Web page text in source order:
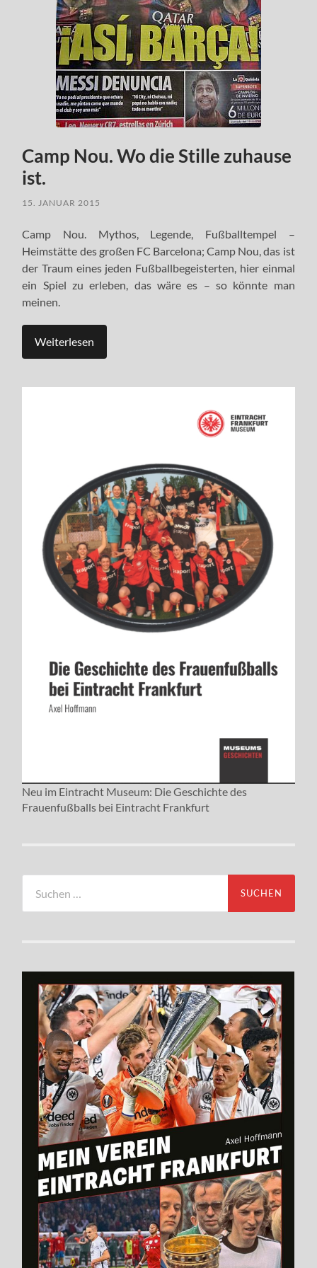
Camp Nou. Wo die Stille zuhause
ist.
15. JANUAR 2015
Camp Nou. Mythos, Legende, Fußballtempel –
Heimstätte des großen FC Barcelona; Camp Nou, das ist
der Traum eines jeden Fußballbegeisterten, hier einmal
ein Spiel zu erleben, das wäre es – so könnte man
meinen.
Weiterlesen
Neu im Eintracht Museum: Die Geschichte des
Frauenfußballs bei Eintracht Frankfurt
nach: